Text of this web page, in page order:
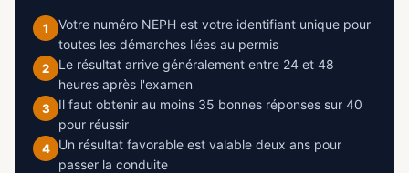
1
Votre numéro NEPH est votre identifiant unique pour
toutes les démarches liées au permis
2
Le résultat arrive généralement entre 24 et 48
heures après l'examen
3
Il faut obtenir au moins 35 bonnes réponses sur 40
pour réussir
4
Un résultat favorable est valable deux ans pour
passer la conduite